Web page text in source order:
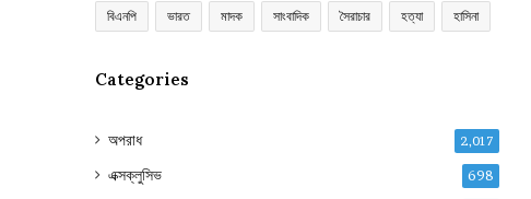
বিএনপি ভারত মাদক সাংবাদিক সৈরাচার হত্যা হাসিনা
Categories
অপরাধ 2,017
এক্সক্লুসিভ 698